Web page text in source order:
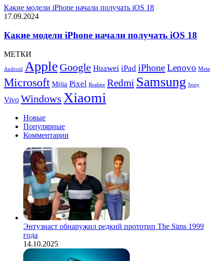
Какие модели iPhone начали получать iOS 18
17.09.2024
Какие модели iPhone начали получать iOS 18
МЕТКИ
Android Apple Google Huawei iPad iPhoneLenovo Meta
Microsoft Mijia Pixel Realme Redmi Samsung Sony
Vivo Windows Xiaomi
Новые
Популярные
Комментарии
Энтузиаст обнаружил редкий прототип The Sims 1999
года
14.10.2025